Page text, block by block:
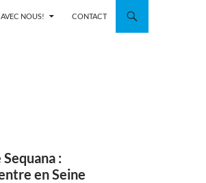
NOUS! CONTACT
:
en Seine